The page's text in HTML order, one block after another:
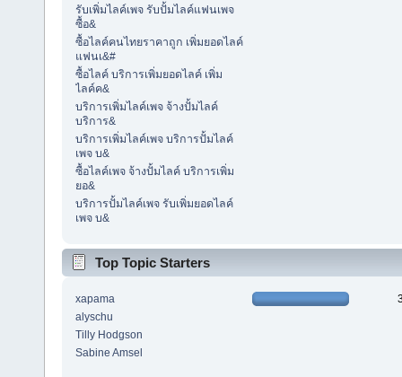
รับเพิ่มไลค์เพจ รับปั้มไลค์แฟนเพจ
ซื้อ&
ซื้อไลค์คนไทยราคาถูก เพิ่มยอดไลค์
แฟนเ&#
ซื้อไลค์ บริการเพิ่มยอดไลค์ เพิ่ม
ไลค์ค&
บริการเพิ่มไลค์เพจ จ้างปั้มไลค์
บริการ&
บริการเพิ่มไลค์เพจ บริการปั้มไลค์
เพจ บ&
ซื้อไลค์เพจ จ้างปั้มไลค์ บริการเพิ่ม
ยอ&
บริการปั้มไลค์เพจ รับเพิ่มยอดไลค์
เพจ บ&
Top Topic Starters
xapama
alyschu
Tilly Hodgson
Sabine Amsel